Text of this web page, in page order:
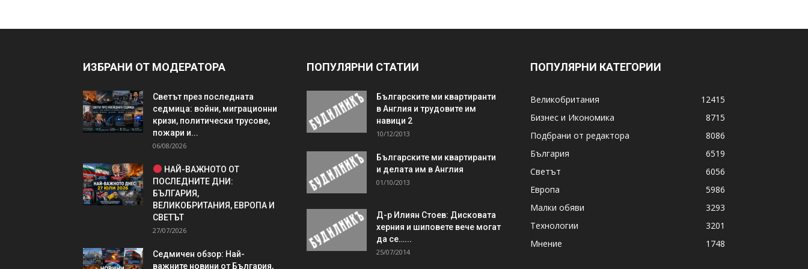
ИЗБРАНИ ОТ МОДЕРАТОРА
Светът през последната
седмица: войни, миграционни
кризи, политически трусове,
пожари и...
06/08/2026
НАЙ-ВАЖНОТО ОТ
ПОСЛЕДНИТЕ ДНИ:
БЪЛГАРИЯ,
ВЕЛИКОБРИТАНИЯ, ЕВРОПА И
СВЕТЪТ
27/07/2026
Седмичен обзор: Най-
важните новини от България,
ПОПУЛЯРНИ СТАТИИ
Българските ми квартиранти
в Англия и трудовите им
навици 2
10/12/2013
Българските ми квартиранти
и делата им в Англия
01/10/2013
Д-р Илиян Стоев: Дисковата
херния и шиповете вече могат
да се…...
25/07/2014
ПОПУЛЯРНИ КАТЕГОРИИ
Великобритания
12415
Бизнес и Икономика
8715
Подбрани от редактора
8086
България
6519
Светът
6056
Европа
5986
Малки обяви
3293
Технологии
3201
Мнение
1748